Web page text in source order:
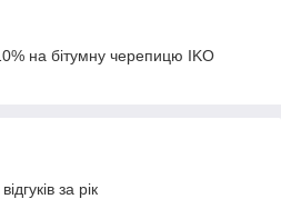
на бітумну черепицю IKO
за рік